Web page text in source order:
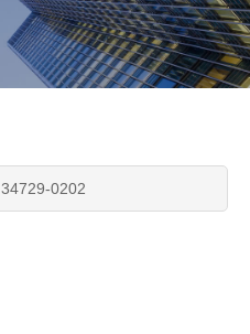
34729-0202